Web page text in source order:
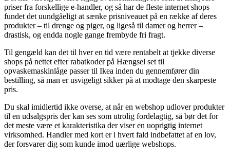
priser fra forskellige e-handler, og så har de fleste internet shops
fundet det uundgåeligt at sænke prisniveauet på en række af deres
produkter – til drenge og piger, og ligeså til damer og herrer –
drastisk, og endda nogle gange frembyde fri fragt.
Til gengæld kan det til hver en tid være rentabelt at tjekke diverse
shops på nettet efter rabatkoder på Hængsel set til
opvaskemaskinlåge passer til Ikea inden du gennemfører din
bestilling, så man er usvigeligt sikker på at modtage den skarpeste
pris.
Du skal imidlertid ikke overse, at når en webshop udlover produkter
til en udsalgspris der kan ses som utrolig fordelagtig, så bør det for
det meste være et karakteristika der viser en uoprigtig internet
virksomhed. Handler med kort er i hvert fald indbefattet af en lov,
der forsvarer dig som kunde imod uærlige webshops.